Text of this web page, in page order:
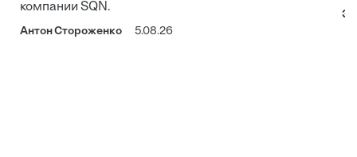
компании SQN.
Антон Стороженко 5.08.26